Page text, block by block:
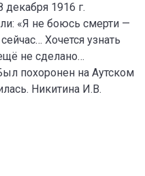
декабря 1916 г.
«Я не боюсь смерти —
Хочется узнать
не сделано…
похоронен на Аутском
Никитина И.В.